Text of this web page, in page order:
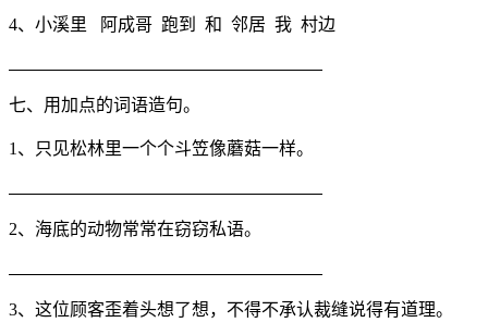
4、小溪里 阿成哥 跑到 和 邻居 我 村边
七、用加点的词语造句。
1、只见松林里一个个斗笠像蘑菇一样。
2、海底的动物常常在窃窃私语。
3、这位顾客歪着头想了想，不得不承认裁缝说得有道理。